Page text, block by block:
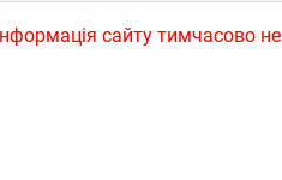
сайту тимчасово не